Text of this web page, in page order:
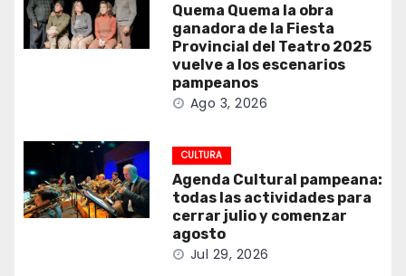
Quema Quema la obra
ganadora de la Fiesta
Provincial del Teatro 2025
vuelve a los escenarios
pampeanos
Ago 3, 2026
CULTURA
Agenda Cultural pampeana:
todas las actividades para
cerrar julio y comenzar
agosto
Jul 29, 2026